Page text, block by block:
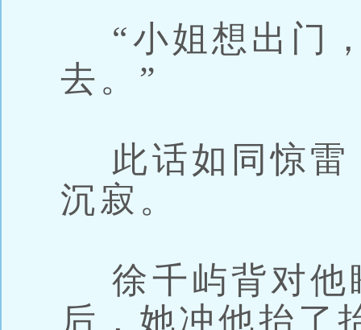
“小姐想出门
去。”
此话如同惊雷
沉寂。
徐千屿背对他
后，她冲他抬了